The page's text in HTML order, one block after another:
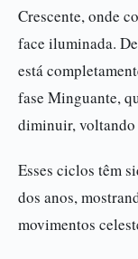
Crescente, onde
face iluminada.
está
fase Minguante,
diminuir, voltando
Esses ciclos têm
dos anos,
movimentos